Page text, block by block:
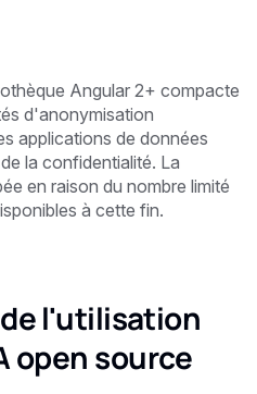
Angular 2+ compacte
d'anonymisation
applications de données
la confidentialité. La
en raison du nombre limité
à cette fin.
l'utilisation
open source